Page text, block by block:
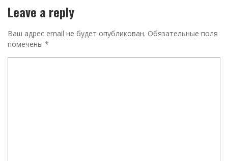
Leave a reply
Ваш адрес email не будет опубликован. Обязательные поля
помечены *